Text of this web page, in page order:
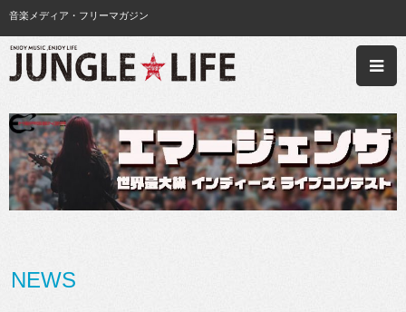
音楽メディア・フリーマガジン
NEWS